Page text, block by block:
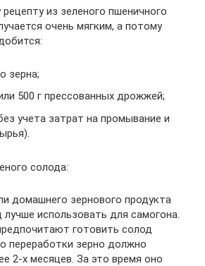
из зеленого пшеничного
очень мягким, а потому
зерна;
500 г прессованных дрожжей;
учета затрат на промывание и
солода:
домашнего зернового продукта
использовать для самогона.
готовить солод
переработки зерно должно
2-х месяцев. За это время оно